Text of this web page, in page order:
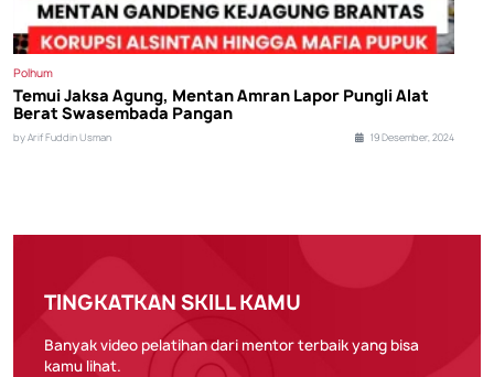
Polhum
Temui Jaksa Agung, Mentan Amran Lapor Pungli Alat
Berat Swasembada Pangan
by Arif Fuddin Usman 19 Desember, 2024
TINGKATKAN SKILL KAMU
Banyak video pelatihan dari mentor terbaik yang bisa
kamu lihat.